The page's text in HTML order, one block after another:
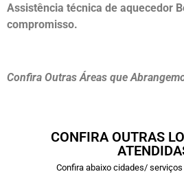
Assistência técnica de aquecedor
compromisso.
Confira Outras Áreas que
CONFIRA OUTRAS
Confira abaixo cidades/